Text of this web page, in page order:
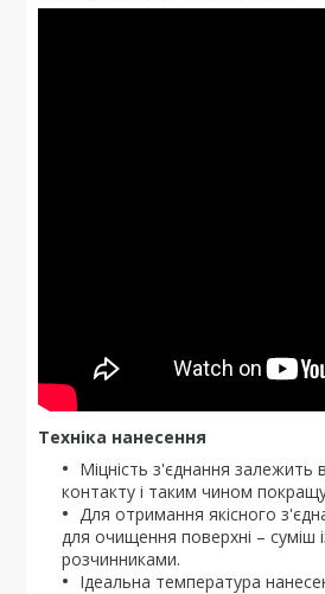
Техніка нанесення
Міцність з'єднання
контакту і таким чином
Для отримання якісного
для очищення поверхні – суміш
розчинниками.
Ідеальна температура